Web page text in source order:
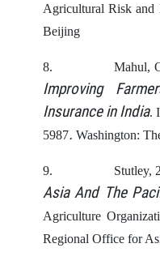
Agricultural Risk and
Beijing
8. Mahul,
Improving
Insurance in India.
5987. Washington:
9. Stutley,
Asia And The
Agriculture
Regional Office for